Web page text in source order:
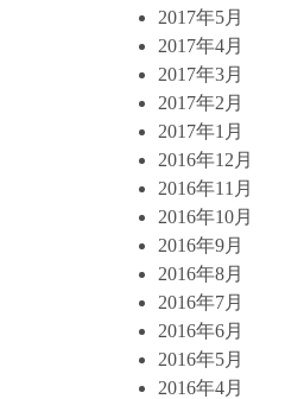
2017年5月
2017年4月
2017年3月
2017年2月
2017年1月
2016年12月
2016年11月
2016年10月
2016年9月
2016年8月
2016年7月
2016年6月
2016年5月
2016年4月